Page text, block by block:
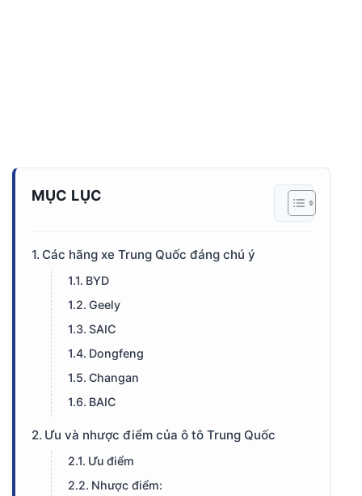
MỤC LỤC
Các hãng xe Trung Quốc đáng chú ý
BYD
Geely
SAIC
Dongfeng
Changan
BAIC
Ưu và nhược điểm của ô tô Trung Quốc
Ưu điểm
Nhược điểm: